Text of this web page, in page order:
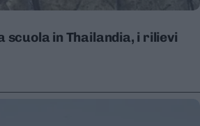
scuola in Thailandia, i rilievi